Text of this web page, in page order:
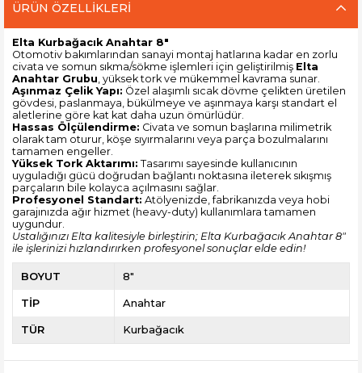
ÜRÜN ÖZELLIKLERI
Elta Kurbağacık Anahtar 8"
Otomotiv bakımlarından sanayi montaj hatlarına kadar en zorlu
civata ve somun sıkma/sökme işlemleri için geliştirilmiş Elta
Anahtar Grubu, yüksek tork ve mükemmel kavrama sunar.
Aşınmaz Çelik Yapı: Özel alaşımlı sıcak dövme çelikten üretilen
gövdesi, paslanmaya, bükülmeye ve aşınmaya karşı standart el
aletlerine göre kat kat daha uzun ömürlüdür.
Hassas Ölçülendirme: Civata ve somun başlarına milimetrik
olarak tam oturur, köşe sıyırmalarını veya parça bozulmalarını
tamamen engeller.
Yüksek Tork Aktarımı: Tasarımı sayesinde kullanıcının
uyguladığı gücü doğrudan bağlantı noktasına ileterek sıkışmış
parçaların bile kolayca açılmasını sağlar.
Profesyonel Standart: Atölyenizde, fabrikanızda veya hobi
garajınızda ağır hizmet (heavy-duty) kullanımlara tamamen
uygundur.
Ustalığınızı Elta kalitesiyle birleştirin; Elta Kurbağacık Anahtar 8"
ile işlerinizi hızlandırırken profesyonel sonuçlar elde edin!
BOYUT 8"
TİP Anahtar
TÜR Kurbağacık